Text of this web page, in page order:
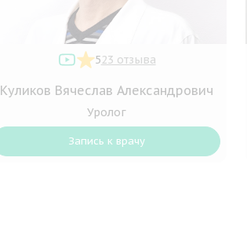
523 отзыва
Куликов Вячеслав Александрович
Уролог
Запись к врачу